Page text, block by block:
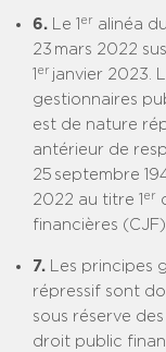
6. Le 1 er alinéa
23 mars 2022
1 er janvier 2023.
gestionnaires
est de nature
antérieur de
25 septembre
2022 au titre 1 er
financières
7. Les principes
répressif sont
sous réserve
droit public